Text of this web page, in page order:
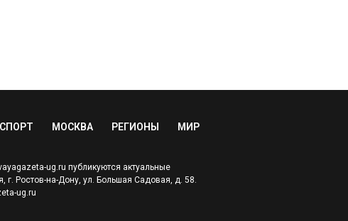
СПОРТ МОСКВА РЕГИОНЫ МИР
ug.ru публикуются актуальные
г. Ростов-на-Дону, ул. Большая Садовая, д. 58.
ug.ru